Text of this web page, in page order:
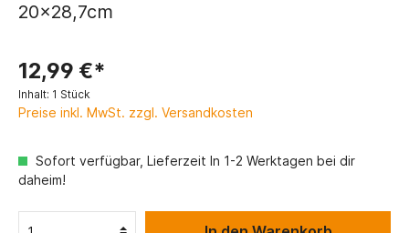
20x28,7cm
12,99 €*
Inhalt: 1 Stück
Preise inkl. MwSt. zzgl. Versandkosten
Sofort verfügbar, Lieferzeit In 1-2 Werktagen bei dir
daheim!